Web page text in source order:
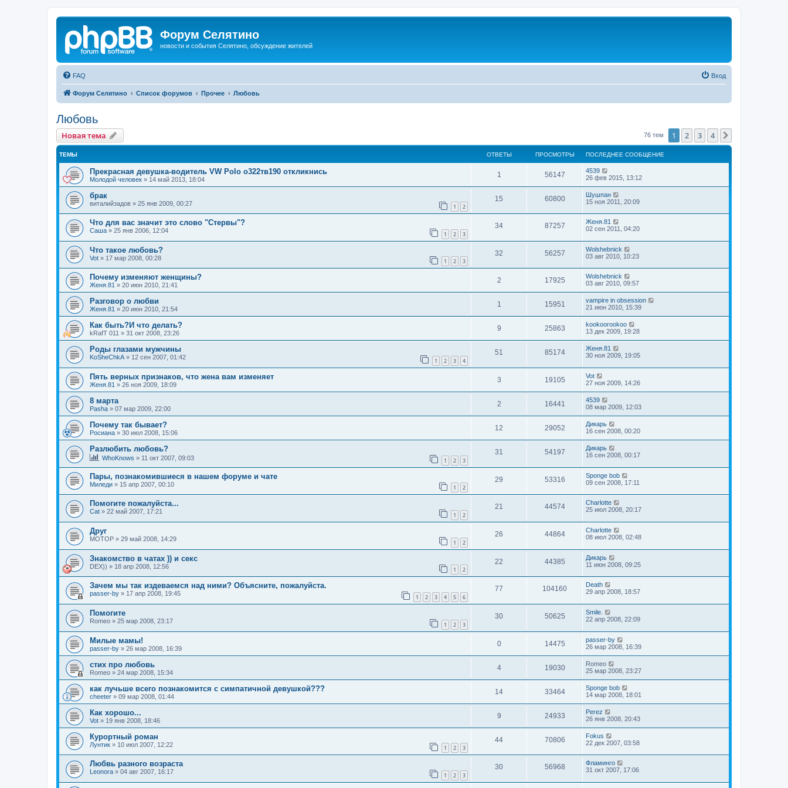
Форум Селятино
новости и события Селятино, обсуждение жителей
FAQ Вход
Форум Селятино Список форумов Прочее Любовь
Любовь
Новая тема 76 тем 1 2 3 4
ТЕМЫ ОТВЕТЫ ПРОСМОТРЫ ПОСЛЕДНЕЕ СООБЩЕНИЕ
Прекрасная девушка-водитель VW Polo о322тв190 откликнись
Молодой человек » 14 май 2013, 18:04
1 56147
4539
26 фев 2015, 13:12
брак
виталийзадов » 25 янв 2009, 00:27 1 2
15 60800
Шушпан
15 ноя 2011, 20:09
Что для вас значит это слово "Стервы"?
Саша » 25 янв 2006, 12:04 1 2 3
34 87257
Женя.81
02 сен 2011, 04:20
Что такое любовь?
Vot » 17 мар 2008, 00:28 1 2 3
32 56257
Wolshebnick
03 авг 2010, 10:23
Почему изменяют женщины?
Женя.81 » 20 июн 2010, 21:41
2 17925
Wolshebnick
03 авг 2010, 09:57
Разговор о любви
Женя.81 » 20 июн 2010, 21:54
1 15951
vampire in obsession
21 июн 2010, 15:39
Как быть?И что делать?
kRafT 011 » 31 окт 2008, 23:26
9 25863
kookoorookoo
13 дек 2009, 19:28
Роды глазами мужчины
KoSheChkA» 12 сен 2007, 01:42 1 2 3 4
51 85174
Женя.81
30 ноя 2009, 19:05
Пять верных признаков, что жена вам изменяет
Женя.81 » 26 ноя 2009, 18:09
3 19105
Vot
27 ноя 2009, 14:26
8 марта
Pasha » 07 мар 2009, 22:00
2 16441
4539
08 мар 2009, 12:03
Почему так бывает?
Росиана » 30 июл 2008, 15:06
12 29052
Дикарь
16 сен 2008, 00:20
Разлюбить любовь?
WhoKnows » 11 окт 2007, 09:03 1 2 3
31 54197
Дикарь
16 сен 2008, 00:17
Пары, познакомившиеся в нашем форуме и чате
Миледи » 15 апр 2007, 00:10 1 2
29 53316
Sponge bob
09 сен 2008, 17:11
Помогите пожалуйста...
Cat » 22 май 2007, 17:21 1 2
21 44574
Charlotte
25 июл 2008, 20:17
Друг
МОТОР » 29 май 2008, 14:29 1 2
26 44864
Charlotte
08 июл 2008, 02:48
Знакомство в чатах )) и секс
DEX)) » 18 апр 2008, 12:56 1 2
22 44385
Дикарь
11 июн 2008, 09:25
Зачем мы так издеваемся над ними? Объясните, пожалуйста.
passer-by » 17 апр 2008, 19:45 1 2 3 4 5 6
77 104160
Death
29 апр 2008, 18:57
Помогите
Romeo » 25 мар 2008, 23:17 1 2 3
30 50625
Smile.
22 апр 2008, 22:09
Милые мамы!
passer-by » 26 мар 2008, 16:39
0 14475
passer-by
26 мар 2008, 16:39
стих про любовь
Romeo » 24 мар 2008, 15:34
4 19030
Romeo
25 мар 2008, 23:27
как лучьше всего познакомится с симпатичной девушкой???
cheeter » 09 мар 2008, 01:44
14 33464
Sponge bob
14 мар 2008, 18:01
Как хорошо...
Vot » 19 янв 2008, 18:46
9 24933
Perez
26 янв 2008, 20:43
Курортный роман
Лунтик » 10 июл 2007, 12:22 1 2 3
44 70806
Fokus
22 дек 2007, 03:58
Любвь разного возраста
Leonora » 04 авг 2007, 16:17 1 2 3
30 56968
Фламинго
31 окт 2007, 17:06